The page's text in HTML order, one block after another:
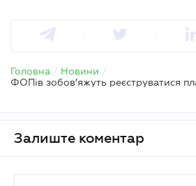
Головна / Новини /
Залиште коментар